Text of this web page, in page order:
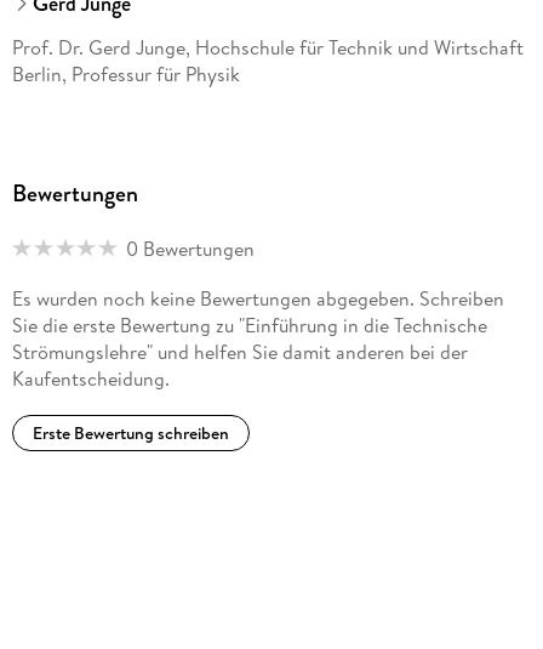
Prof. Dr. Gerd Junge, Hochschule für Technik und Wirtschaft
Berlin, Professur für Physik
Bewertungen
0 Bewertungen
Es wurden noch keine Bewertungen abgegeben. Schreiben
Sie die erste Bewertung zu "Einführung in die Technische
Strömungslehre" und helfen Sie damit anderen bei der
Kaufentscheidung.
Erste Bewertung schreiben